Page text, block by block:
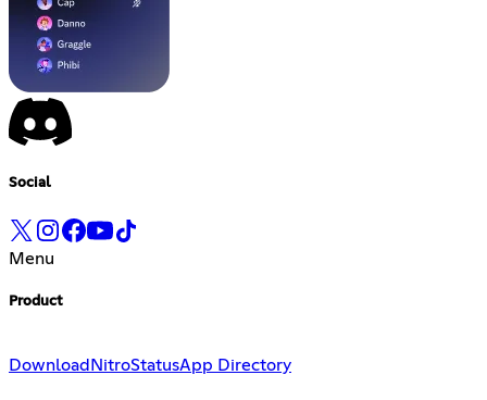
Social
Menu
Product
Download NitroStatusApp Directory